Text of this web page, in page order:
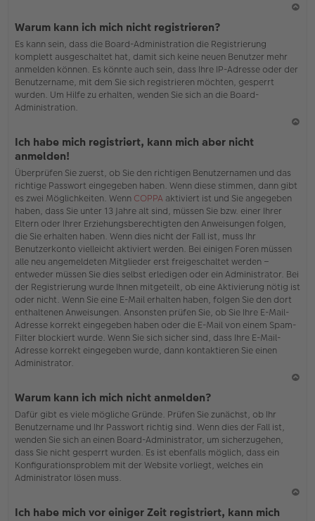
b
Warum kann ich mich nicht registrieren?
Es kann sein, dass die Board-Administration die Registrierung
komplett ausgeschaltet hat, damit sich keine neuen Benutzer mehr
anmelden können. Es könnte auch sein, dass Ihre IP-Adresse oder der
Benutzername, mit dem Sie sich registrieren möchten, gesperrt
wurden. Um Hilfe zu erhalten, wenden Sie sich an die Board-
Administration.
b
en
Ich habe mich registriert, kann mich aber nicht
anmelden!
Überprüfen Sie zuerst, ob Sie den richtigen Benutzernamen und das
richtige Passwort eingegeben haben. Wenn diese stimmen, dann gibt
es zwei Möglichkeiten. Wenn COPPA aktiviert ist und Sie angegeben
haben, dass Sie unter 13 Jahre alt sind, müssen Sie bzw. einer Ihrer
Eltern oder Ihrer Erziehungsberechtigten den Anweisungen folgen,
die Sie erhalten haben. Wenn dies nicht der Fall ist, muss Ihr
Benutzerkonto vielleicht aktiviert werden. Bei einigen Foren müssen
alle neu angemeldeten Mitglieder erst freigeschaltet werden –
entweder müssen Sie dies selbst erledigen oder ein Administrator. Bei
der Registrierung wurde Ihnen mitgeteilt, ob eine Aktivierung nötig ist
oder nicht. Wenn Sie eine E-Mail erhalten haben, folgen Sie den dort
enthaltenen Anweisungen. Ansonsten prüfen Sie, ob Sie Ihre E-Mail-
Adresse korrekt eingegeben haben oder die E-Mail von einem Spam-
Filter blockiert wurde. Wenn Sie sich sicher sind, dass Ihre E-Mail-
Adresse korrekt eingegeben wurde, dann kontaktieren Sie einen
Administrator.
Warum kann ich mich nicht anmelden?
Dafür gibt es viele mögliche Gründe. Prüfen Sie zunächst, ob Ihr
Benutzername und Ihr Passwort richtig sind. Wenn dies der Fall ist,
wenden Sie sich an einen Board-Administrator, um sicherzugehen,
dass Sie nicht gesperrt wurden. Es ist ebenfalls möglich, dass ein
Konfigurationsproblem mit der Website vorliegt, welches ein
Administrator lösen muss.
Ich habe mich vor einiger Zeit registriert, kann mich